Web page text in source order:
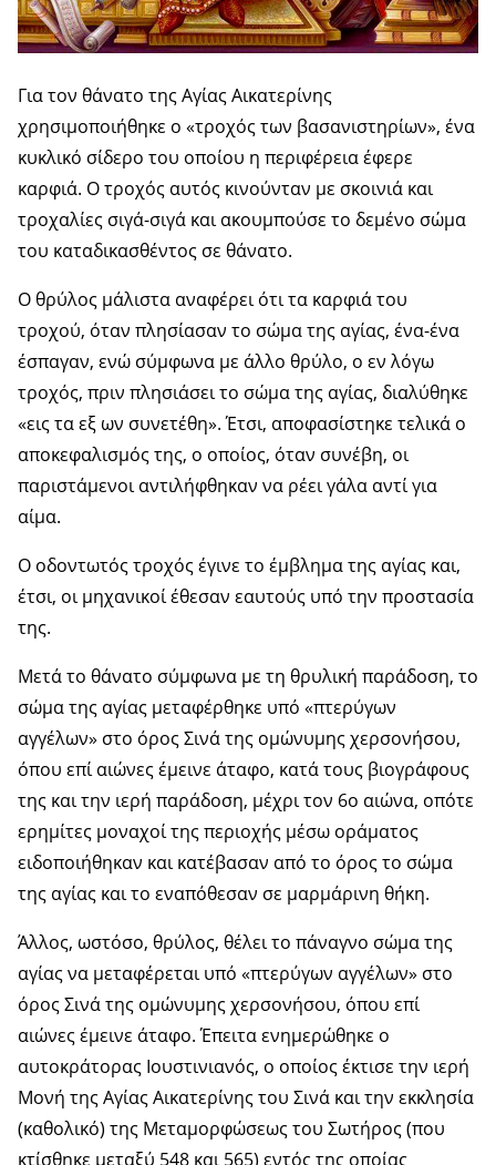
Για τον θάνατο της Αγίας Αικατερίνης
χρησιμοποιήθηκε ο «τροχός των βασανιστηρίων», ένα
κυκλικό σίδερο του οποίου η περιφέρεια έφερε
καρφιά. Ο τροχός αυτός κινούνταν με σκοινιά και
τροχαλίες σιγά-σιγά και ακουμπούσε το δεμένο σώμα
του καταδικασθέντος σε θάνατο.
Ο θρύλος μάλιστα αναφέρει ότι τα καρφιά του
τροχού, όταν πλησίασαν το σώμα της αγίας, ένα-ένα
έσπαγαν, ενώ σύμφωνα με άλλο θρύλο, ο εν λόγω
τροχός, πριν πλησιάσει το σώμα της αγίας, διαλύθηκε
«εις τα εξ ων συνετέθη». Έτσι, αποφασίστηκε τελικά ο
αποκεφαλισμός της, ο οποίος, όταν συνέβη, οι
παριστάμενοι αντιλήφθηκαν να ρέει γάλα αντί για
αίμα.
Ο οδοντωτός τροχός έγινε το έμβλημα της αγίας και,
έτσι, οι μηχανικοί έθεσαν εαυτούς υπό την προστασία
της.
Μετά το θάνατο σύμφωνα με τη θρυλική παράδοση, το
σώμα της αγίας μεταφέρθηκε υπό «πτερύγων
αγγέλων» στο όρος Σινά της ομώνυμης χερσονήσου,
όπου επί αιώνες έμεινε άταφο, κατά τους βιογράφους
της και την ιερή παράδοση, μέχρι τον 6ο αιώνα, οπότε
ερημίτες μοναχοί της περιοχής μέσω οράματος
ειδοποιήθηκαν και κατέβασαν από το όρος το σώμα
της αγίας και το εναπόθεσαν σε μαρμάρινη θήκη.
Άλλος, ωστόσο, θρύλος, θέλει το πάναγνο σώμα της
αγίας να μεταφέρεται υπό «πτερύγων αγγέλων» στο
όρος Σινά της ομώνυμης χερσονήσου, όπου επί
αιώνες έμεινε άταφο. Έπειτα ενημερώθηκε ο
αυτοκράτορας Ιουστινιανός, ο οποίος έκτισε την ιερή
Μονή της Αγίας Αικατερίνης του Σινά και την εκκλησία
(καθολικό) της Μεταμορφώσεως του Σωτήρος (που
κτίσθηκε μεταξύ 548 και 565) εντός της οποίας